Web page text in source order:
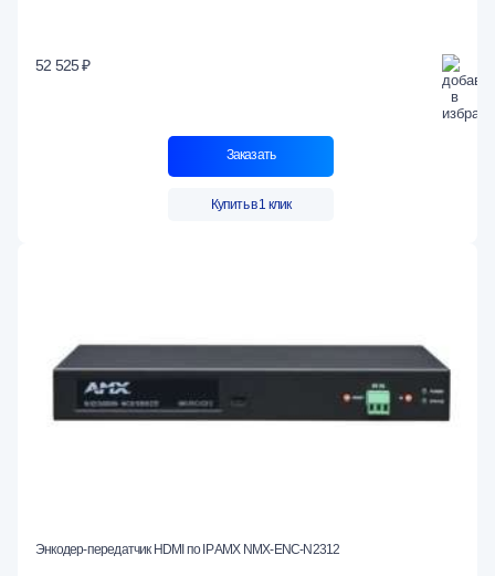
52 525 ₽
Заказать
Купить в 1 клик
Энкодер-передатчик HDMI по IP AMX NMX-ENC-N2312